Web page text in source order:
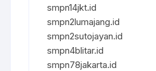
smpn14jkt.id
smpn2lumajang.id
smpn2sutojayan.id
smpn4blitar.id
smpn78jakarta.id